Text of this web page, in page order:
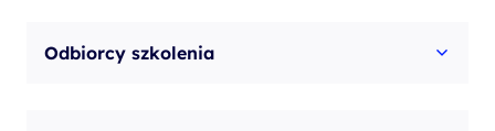
Odbiorcy szkolenia